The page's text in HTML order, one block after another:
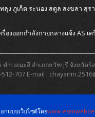
ลุงภูเก็ตระนอง สตูล สงขลา สุร
รื่องออกกําลังกายกลางแจ้ง AS เ
บลมะอึ อำเภอธวัชบุรี จังหวัดร้
707 E-mail :
กแบบเว็บไซต์โดย